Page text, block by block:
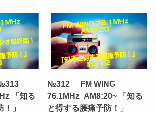
「知る
」
№312 FM WING
76.1MHz AM8:20~ 「知る
と得する腰痛予防！」